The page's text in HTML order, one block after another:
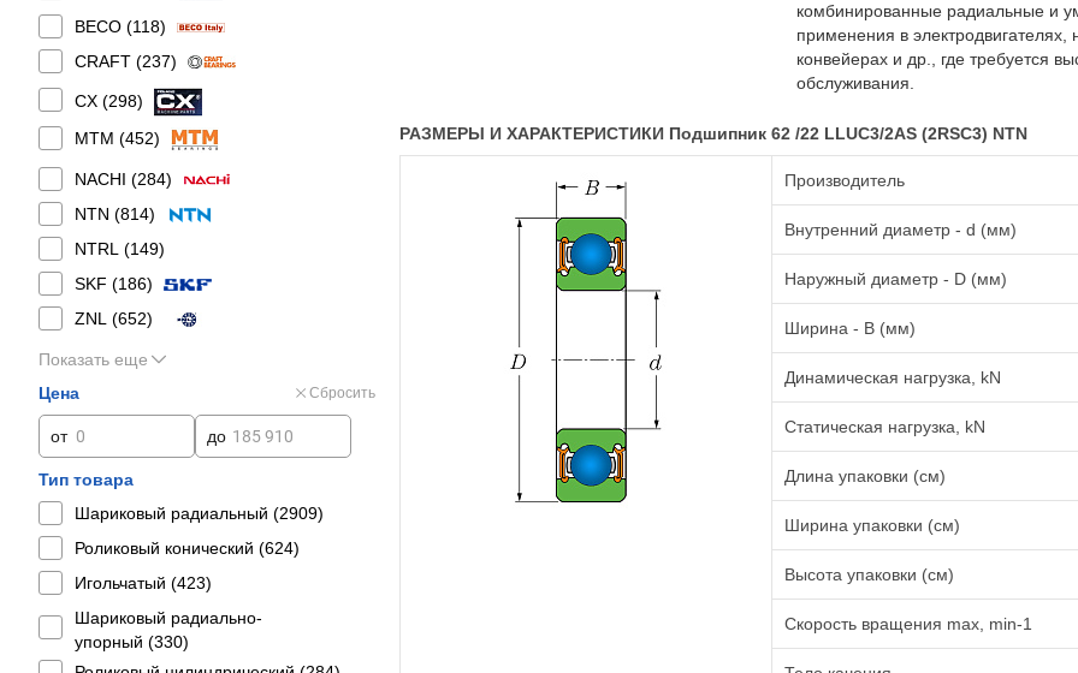
BECO (118)
CRAFT (237)
CX (298)
MTM (452)
NACHI (284)
NTN (814)
NTRL (149)
SKF (186)
ZNL (652)
Показать еще
Цена
Сбросить
от до
Тип товара
Шариковый радиальный (2909)
Роликовый конический (624)
Игольчатый (423)
Шариковый радиально-
упорный (330)
комбинированные радиальные и
применения в электродвигателях,
конвейерах и др., где требуется
обслуживания.
РАЗМЕРЫ И ХАРАКТЕРИСТИКИ Подшипник 62 /22 LLUC3/2AS (2RSC3) NTN
Производитель
Внутренний диаметр - d (мм)
Наружный диаметр - D (мм)
Ширина - B (мм)
Динамическая нагрузка, kN
Статическая нагрузка, kN
Длина упаковки (см)
Ширина упаковки (см)
Высота упаковки (см)
Cкорость вращения max, min-1